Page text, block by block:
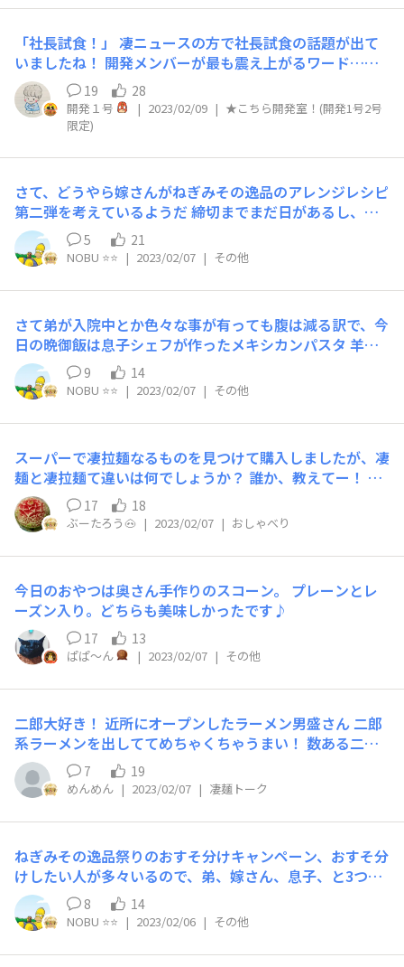
「社長試食！」 凄ニュースの方で社長試食の話題が出て
いましたね！ 開発メンバーが最も震え上がるワード…な
んて書いてありましたが、 あの記事の言う事も（ほぼ）
正しいです。笑 かくいう私も今週社長試食をやってきた
ばかりでございます。 社長試食がある週はちょっとソワ
かりめに食べて、 事前に話すことを整理して、 コンディ
ションを整えて臨みます。 丸腰で挑んでは一瞬で吹き飛
ばされてしまいますからね！ いわばラスボスのような存
在なので、 右手には剣、左手に楯を、頭は兜を、 懐に拳
銃をしのばせて、 完全武装で挑むのですが、 「○○県の
県民性はね…」 なんて、予想外の角度から攻撃を食らっ
ーブポイントからやり直しです。 きっと日本中のマラソ
ン大会に参加する時、ラーメン店だけでなく 現地のスー
パーなどもチェックされているんだと思います。 色んな
角度でお詳しいです。反り立つ壁です。 そんで今週の社長
試食の結果はどうだったかというと、 「まだまだぁぁー
ー！」でした。 まぁ１回目の提案だった（自分への慰
た来週チャンスを頂きましたので、次に向けてどうしてい
こうか、 今週はそれを考える毎日になりそうです。 では
また！！
19 28
開発１号 | 2023/02/09 | ★こちら開発室！(開発1号2号
限定)
さて、どうやら嫁さんがねぎみその逸品のアレンジレシピ
第二弾を考えているようだ 締切までまだ日があるし、も
う一度投稿する為にねぎみその逸品をもう１個買おうか
な？的な事を言っていた まあ、次は何を考えているの
か…と楽しみにしていよう
5 21
NOBU ⭐️⭐️ | 2023/02/07 | その他
さて弟が入院中とか色々な事が有っても腹は減る訳で、今
日の晩御飯は息子シェフが作ったメキシカンパスタ 羊
肉、レッドキドニービーンズ（外国産の赤えんどう豆）、
新玉ねぎ、コーン、をオールドエルパソのチリコンカン用
のパウダーをお湯で溶いた物に少し唐辛子を追加した物を
使いました 今日は、ソースの絡みが良いように…って事
9 14
NOBU ⭐️⭐️ | 2023/02/07 | その他
スーパーで凄拉麺なるものを見つけて購入しましたが、凄
麺と凄拉麺て違いは何でしょうか？ 誰か、教えてー！ ち
なみに、凄拉麺のチャーシュー麺と写真の濃厚塩味タンメ
ンを買いました。チャーシュー麺を食べたところ、はまり
そうです。
17 18
ぶーたろう🐽 | 2023/02/07 | おしゃべり
今日のおやつは奥さん手作りのスコーン。 プレーンとレ
ーズン入り。どちらも美味しかったです♪
17 13
ぱぱ〜ん | 2023/02/07 | その他
二郎大好き！ 近所にオープンしたラーメン男盛さん 二郎
系ラーメンを出しててめちゃくちゃうまい！ 数ある二郎
系食べてきましたが、かなりうまい！
7 19
めんめん | 2023/02/07 | 凄麺トーク
ねぎみその逸品祭りのおすそ分けキャンペーン、おすそ分
けしたい人が多々いるので、弟、嫁さん、息子、と3つ応
募してしまいました 当選確率を上げたいとかでは無く
て、感謝や思いを伝えたい人が多々いるので… 感謝や思
いを伝えたい…って思ってもなかなか普段言えない事って
有るんじゃないかな？って思うので、このキャンペーンが
8 14
NOBU ⭐️⭐️ | 2023/02/06 | その他